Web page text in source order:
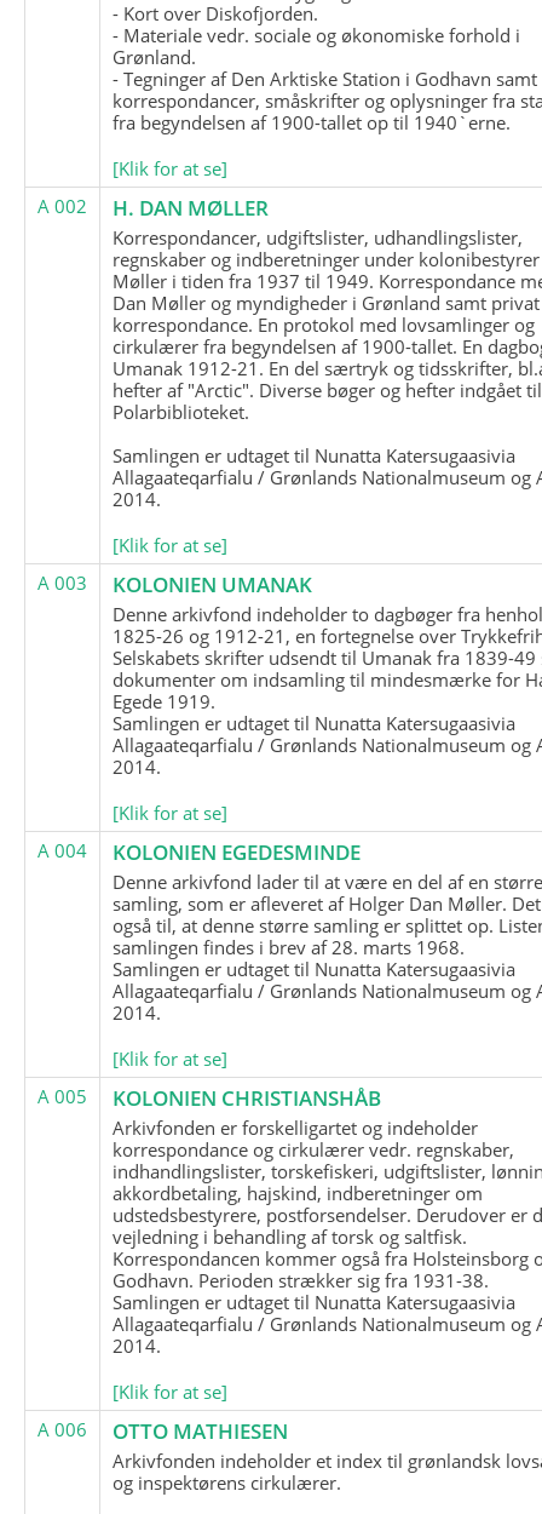
- Kort over Diskofjorden.
- Materiale vedr. sociale og økonomiske forhold i
Grønland.
- Tegninger af Den Arktiske Station i Godhavn
korrespondancer, småskrifter og oplysninger fra
fra begyndelsen af 1900-tallet op til 1940`erne.
[Klik for at se]
A 002
H. DAN MØLLER
Korrespondancer, udgiftslister, udhandlingslister,
regnskaber og indberetninger under
Møller i tiden fra 1937 til 1949. Korrespondance
Dan Møller og myndigheder i Grønland samt privat
korrespondance. En protokol med lovsamlinger og
cirkulærer fra begyndelsen af 1900-tallet. En
Umanak 1912-21. En del særtryk og tidsskrifter,
hefter af "Arctic". Diverse bøger og hefter indgået til
Polarbiblioteket.
Samlingen er udtaget til Nunatta Katersugaasivia
Allagaateqarfialu / Grønlands Nationalmuseum og
2014.
[Klik for at se]
A 003
KOLONIEN UMANAK
Denne arkivfond indeholder to dagbøger fra
1825-26 og 1912-21, en fortegnelse over
Selskabets skrifter udsendt til Umanak fra 1839-49
dokumenter om indsamling til mindesmærke for
Egede 1919.
Samlingen er udtaget til Nunatta Katersugaasivia
Allagaateqarfialu / Grønlands Nationalmuseum og
2014.
[Klik for at se]
A 004
KOLONIEN EGEDESMINDE
Denne arkivfond lader til at være en del af en
samling, som er afleveret af Holger Dan Møller.
også til, at denne større samling er splittet op.
samlingen findes i brev af 28. marts 1968.
Samlingen er udtaget til Nunatta Katersugaasivia
Allagaateqarfialu / Grønlands Nationalmuseum og
2014.
[Klik for at se]
A 005
KOLONIEN CHRISTIANSHÅB
Arkivfonden er forskelligartet og indeholder
korrespondance og cirkulærer vedr. regnskaber,
indhandlingslister, torskefiskeri, udgiftslister,
akkordbetaling, hajskind, indberetninger om
udstedsbestyrere, postforsendelser. Derudover er
vejledning i behandling af torsk og saltfisk.
Korrespondancen kommer også fra Holsteinsborg
Godhavn. Perioden strækker sig fra 1931-38.
Samlingen er udtaget til Nunatta Katersugaasivia
Allagaateqarfialu / Grønlands Nationalmuseum og
2014.
[Klik for at se]
A 006
OTTO MATHIESEN
Arkivfonden indeholder et index til grønlandsk
og inspektørens cirkulærer.